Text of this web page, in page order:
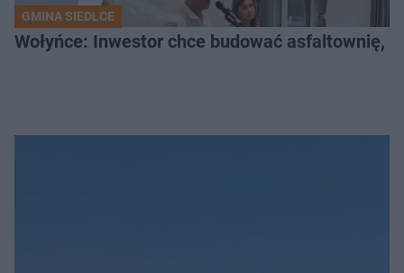
GMINA SIEDLCE
Wołyńce: Inwestor chce budować asfaltownię,